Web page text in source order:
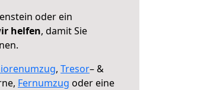
oder ein
helfen, damit Sie
, Tresor– &
Fernumzug oder eine